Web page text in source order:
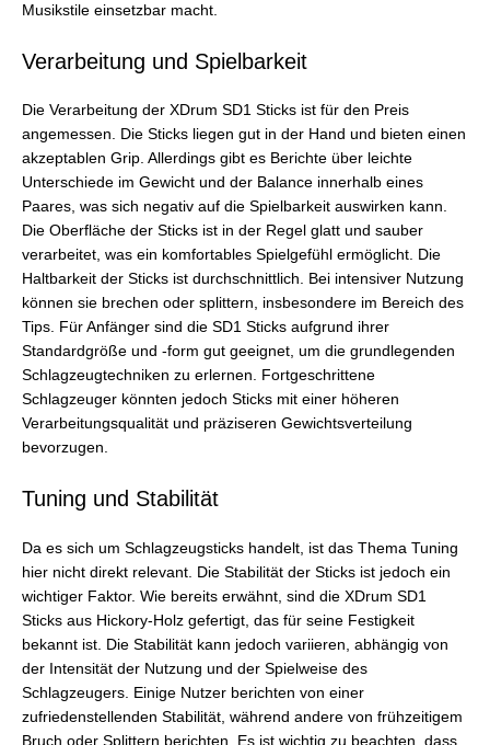
Musikstile einsetzbar macht.
Verarbeitung und Spielbarkeit
Die Verarbeitung der XDrum SD1 Sticks ist für den Preis
angemessen. Die Sticks liegen gut in der Hand und bieten einen
akzeptablen Grip. Allerdings gibt es Berichte über leichte
Unterschiede im Gewicht und der Balance innerhalb eines
Paares, was sich negativ auf die Spielbarkeit auswirken kann.
Die Oberfläche der Sticks ist in der Regel glatt und sauber
verarbeitet, was ein komfortables Spielgefühl ermöglicht. Die
Haltbarkeit der Sticks ist durchschnittlich. Bei intensiver Nutzung
können sie brechen oder splittern, insbesondere im Bereich des
Tips. Für Anfänger sind die SD1 Sticks aufgrund ihrer
Standardgröße und -form gut geeignet, um die grundlegenden
Schlagzeugtechniken zu erlernen. Fortgeschrittene
Schlagzeuger könnten jedoch Sticks mit einer höheren
Verarbeitungsqualität und präziseren Gewichtsverteilung
bevorzugen.
Tuning und Stabilität
Da es sich um Schlagzeugsticks handelt, ist das Thema Tuning
hier nicht direkt relevant. Die Stabilität der Sticks ist jedoch ein
wichtiger Faktor. Wie bereits erwähnt, sind die XDrum SD1
Sticks aus Hickory-Holz gefertigt, das für seine Festigkeit
bekannt ist. Die Stabilität kann jedoch variieren, abhängig von
der Intensität der Nutzung und der Spielweise des
Schlagzeugers. Einige Nutzer berichten von einer
zufriedenstellenden Stabilität, während andere von frühzeitigem
Bruch oder Splittern berichten. Es ist wichtig zu beachten, dass